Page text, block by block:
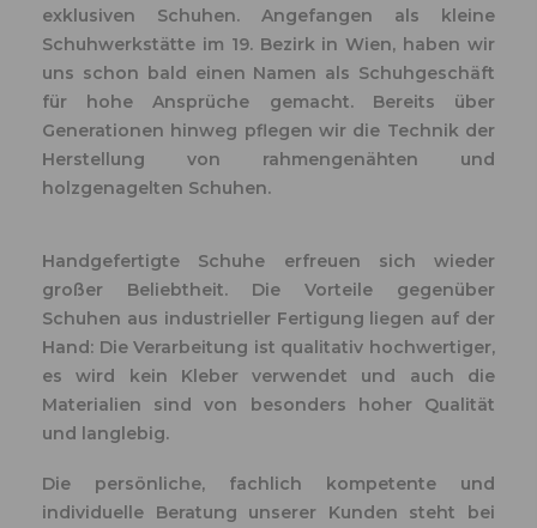
exklusiven Schuhen. Angefangen als kleine
Schuhwerkstätte im 19. Bezirk in Wien, haben wir
uns schon bald einen Namen als Schuhgeschäft
für hohe Ansprüche gemacht. Bereits über
Generationen hinweg pflegen wir die Technik der
Herstellung von rahmengenähten und
holzgenagelten Schuhen.
Handgefertigte Schuhe erfreuen sich wieder
großer Beliebtheit. Die Vorteile gegenüber
Schuhen aus industrieller Fertigung liegen auf der
Hand: Die Verarbeitung ist qualitativ hochwertiger,
es wird kein Kleber verwendet und auch die
Materialien sind von besonders hoher Qualität
und langlebig.
Die persönliche, fachlich kompetente und
individuelle Beratung unserer Kunden steht bei